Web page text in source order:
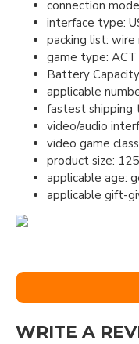
connection
interface type:
packing list: wire
game type:
Battery
applicable
fastest shipping
video/audio
video game
product size:
applicable age:
applicable gift-
WRITE A